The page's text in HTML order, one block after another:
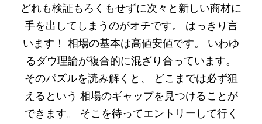
どれも検証もろくもせずに次々と新しい商材に
手を出してしまうのがオチです。 はっきり言
います！ 相場の基本は高値安値です。 いわゆ
るダウ理論が複合的に混ざり合っています。
そのパズルを読み解くと、 どこまでは必ず狙
えるという 相場のギャップを見つけることが
できます。 そこを待ってエントリーして行く